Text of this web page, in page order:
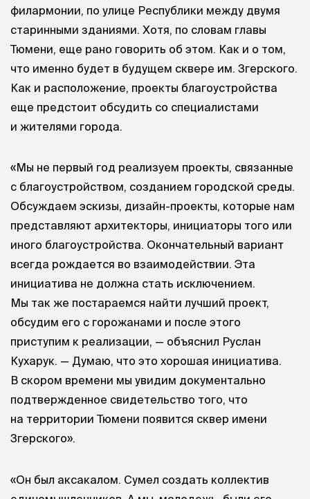
филармонии, по улице Республики между двумя
старинными зданиями. Хотя, по словам главы
Тюмени, еще рано говорить об этом. Как и о том,
что именно будет в будущем сквере им. Згерского.
Как и расположение, проекты благоустройства
еще предстоит обсудить со специалистами
и жителями города.
«Мы не первый год реализуем проекты, связанные
с благоустройством, созданием городской среды.
Обсуждаем эскизы, дизайн-проекты, которые нам
представляют архитекторы, инициаторы того или
иного благоустройства. Окончательный вариант
всегда рождается во взаимодействии. Эта
инициатива не должна стать исключением.
Мы так же постараемся найти лучший проект,
обсудим его с горожанами и после этого
приступим к реализации, — объяснил Руслан
Кухарук. — Думаю, что это хорошая инициатива.
В скором времени мы увидим документально
подтвержденное свидетельство того, что
на территории Тюмени появится сквер имени
Згерского».
«Он был аксакалом. Сумел создать коллектив